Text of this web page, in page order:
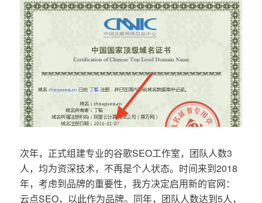
次年，正式组建专业的谷歌SEO工作室，团队人数3
人，均为资深技术，不再是个人状态。时间来到2018
年，考虑到品牌的重要性，我方决定启用新的官网：
云点SEO，以此作为品牌。同年，团队人数达到5人，